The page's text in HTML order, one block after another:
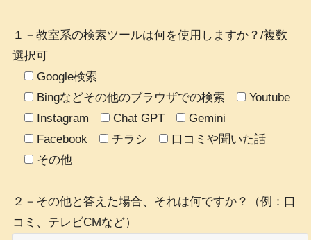
１－教室系の検索ツールは何を使用しますか？/複数
選択可
Google検索
Bingなどその他のブラウザでの検索
Youtube
Instagram
Chat GPT
Gemini
Facebook
チラシ
口コミや聞いた話
その他
２－その他と答えた場合、それは何ですか？（例：口
コミ、テレビCMなど）